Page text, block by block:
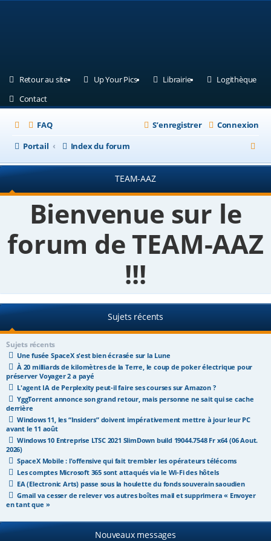
Retour au site(Ouvre un nouvel onglet)
Up Your Pics(Ouvre un nouvel onglet)
Librairie(Ouvre un nouvel
Logithèque
Contact(Ouvre un nouvel onglet)
FAQ Connexion
S’enregistrer
Portail
Index du forum
e
h
r
c
r
TEAM-AAZ
Bienvenue sur le
forum de TEAM-AAZ
!!!
Sujets récents
Sujets récents
Une fusée SpaceX s'est bien écrasée sur la Lune
À 20 milliards de kilomètres de la Terre, le coup de poker électrique pour
préserver Voyager 2 a payé
L'agent IA de Perplexity peut-il faire ses courses sur Amazon ?
YggTorrent annonce son grand retour, mais personne ne sait qui se cache
derrière
Windows 11, les “Insiders” doivent impérativement mettre à jour leur PC
avant le 11 août
Windows 10 Entreprise LTSC 2021 SlimDown build 19044.7548 Fr x64 (06 Aout.
2026)
SpaceX Mobile : l'offensive qui fait trembler les opérateurs télécoms
Les comptes Microsoft 365 sont attaqués via le Wi-Fi des hôtels
EA (Electronic Arts) passe sous la houlette du fonds souverain saoudien
Gmail va cesser de relever vos autres boîtes mail et supprimera « Envoyer
en tant que »
Nouveaux messages